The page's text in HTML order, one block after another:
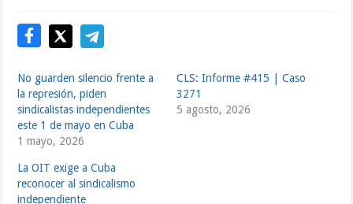
No guarden silencio frente a
la represión, piden
sindicalistas independientes
este 1 de mayo en Cuba
1 mayo, 2026
CLS: Informe #415 | Caso
3271
5 agosto, 2026
La OIT exige a Cuba
reconocer al sindicalismo
independiente